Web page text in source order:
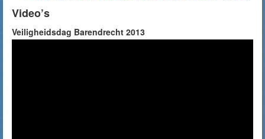
Video’s
Veiligheidsdag Barendrecht 2013